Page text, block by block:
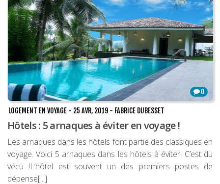
0
LOGEMENT EN VOYAGE - 25 AVR, 2019 - FABRICE DUBESSET
Hôtels : 5 arnaques à éviter en voyage !
Les arnaques dans les hôtels font partie des classiques en
voyage. Voici 5 arnaques dans les hôtels à éviter. C’est du
vécu !L’hôtel est souvent un des premiers postes de
dépense[...]